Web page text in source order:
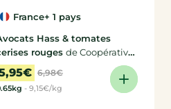
France+ 1 pays
Hass & tomates
rouges de Coopérative
producteurs, Alexandre
6,98€
- 9,15€/kg